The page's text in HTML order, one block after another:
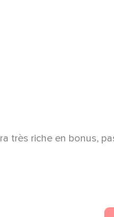
très riche en bonus,